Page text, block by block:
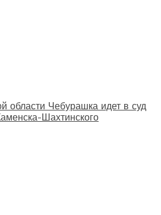
области Чебурашка идет в суд
Шахтинского